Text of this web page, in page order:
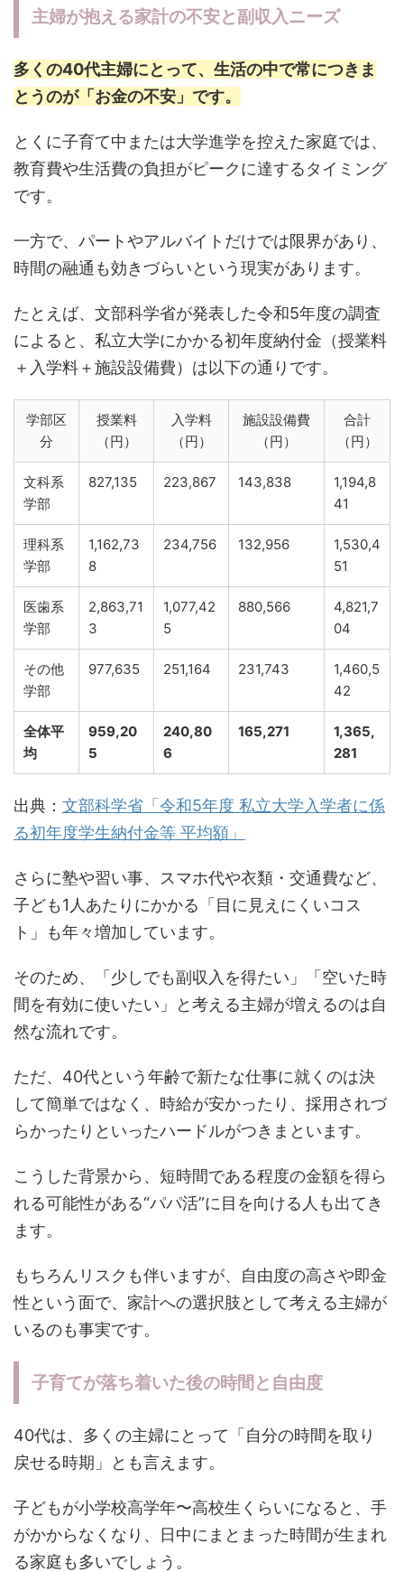
主婦が抱える家計の不安と副収入ニーズ
多くの40代主婦にとって、生活の中で常につきま
とうのが「お金の不安」です。
とくに子育て中または大学進学を控えた家庭では、
教育費や生活費の負担がピークに達するタイミング
です。
一方で、パートやアルバイトだけでは限界があり、
時間の融通も効きづらいという現実があります。
たとえば、文部科学省が発表した令和5年度の調査
によると、私立大学にかかる初年度納付金（授業料
＋入学料＋施設設備費）は以下の通りです。
学部区
分
授業料
（円）
入学料
（円）
施設設備費
（円）
合計
（円）
文科系
学部
827,135 223,867 143,838
1,194,8
41
理科系
学部
1,162,73
8
234,756 132,956
1,530,4
51
医歯系
学部
2,863,71
3
1,077,42
5
880,566
4,821,7
04
その他
学部
977,635 251,164 231,743
1,460,5
42
全体平
均
959,20
5
240,80
6
165,271
1,365,
281
出典： 文部科学省「令和5年度 私立大学入学者に係
る初年度学生納付金等 平均額」
さらに塾や習い事、スマホ代や衣類・交通費など、
子ども1人あたりにかかる「目に見えにくいコス
ト」も年々増加しています。
そのため、「少しでも副収入を得たい」「空いた時
間を有効に使いたい」と考える主婦が増えるのは自
然な流れです。
ただ、40代という年齢で新たな仕事に就くのは決
して簡単ではなく、時給が安かったり、採用されづ
らかったりといったハードルがつきまといます。
こうした背景から、短時間である程度の金額を得ら
れる可能性がある“パパ活”に目を向ける人も出てき
ます。
もちろんリスクも伴いますが、自由度の高さや即金
性という面で、家計への選択肢として考える主婦が
いるのも事実です。
子育てが落ち着いた後の時間と自由度
40代は、多くの主婦にとって「自分の時間を取り
戻せる時期」とも言えます。
子どもが小学校高学年〜高校生くらいになると、手
がかからなくなり、日中にまとまった時間が生まれ
る家庭も多いでしょう。